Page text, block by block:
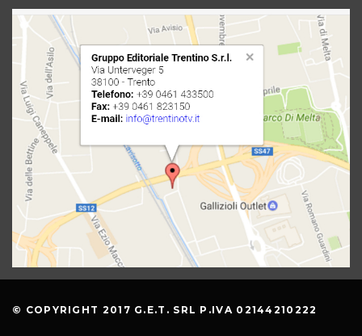
© COPYRIGHT 2017 G.E.T. SRL P.IVA 02144210222